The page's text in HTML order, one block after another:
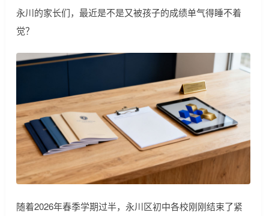
永川的家长们，最近是不是又被孩子的成绩单气得睡不着
觉？
随着2026年春季学期过半，永川区初中各校刚刚结束了紧